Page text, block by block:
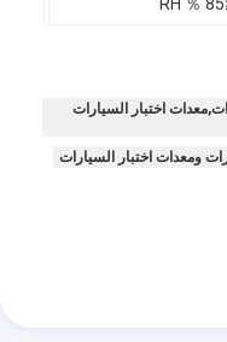
اختبار السيارات
ومعدات اختبار السيارات